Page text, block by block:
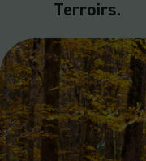
Terroirs.